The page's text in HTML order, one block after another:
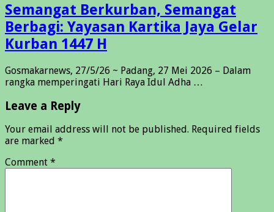
Semangat Berkurban, Semangat
Berbagi: Yayasan Kartika Jaya Gelar
Kurban 1447 H
Gosmakarnews, 27/5/26 ~ Padang, 27 Mei 2026 – Dalam
rangka memperingati Hari Raya Idul Adha …
Leave a Reply
Your email address will not be published. Required fields
are marked *
Comment *